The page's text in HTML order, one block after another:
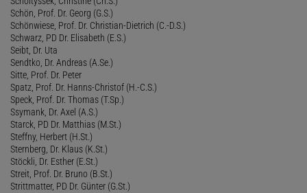
Schön, Prof. Dr. Georg (G.S.)
Schönwiese, Prof. Dr. Christian-Dietrich (C.-D.S.)
Schwarz, PD Dr. Elisabeth (E.S.)
Seibt, Dr. Uta
Sendtko, Dr. Andreas (A.Se.)
Sitte, Prof. Dr. Peter
Spatz, Prof. Dr. Hanns-Christof (H.-C.S.)
Speck, Prof. Dr. Thomas (T.Sp.)
Ssymank, Dr. Axel (A.S.)
Starck, PD Dr. Matthias (M.St.)
Steffny, Herbert (H.St.)
Sternberg, Dr. Klaus (K.St.)
Stöckli, Dr. Esther (E.St.)
Streit, Prof. Dr. Bruno (B.St.)
Strittmatter, PD Dr. Günter (G.St.)